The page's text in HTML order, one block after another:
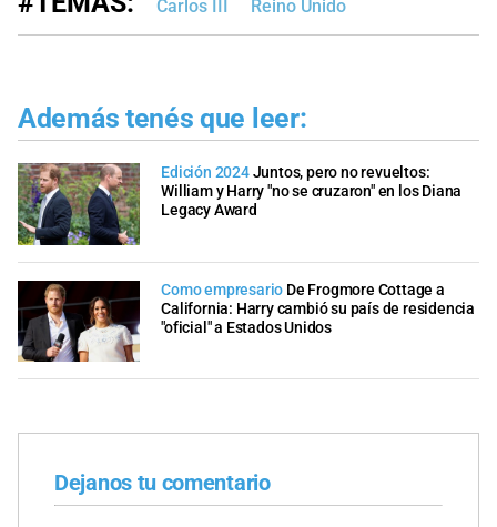
Carlos III Reino Unido
Además tenés que leer:
Edición 2024Juntos, pero no revueltos:
William y Harry "no se cruzaron" en los Diana
Legacy Award
Como empresario De Frogmore Cottage a
California: Harry cambió su país de residencia
"oficial" a Estados Unidos
Dejanos tu comentario